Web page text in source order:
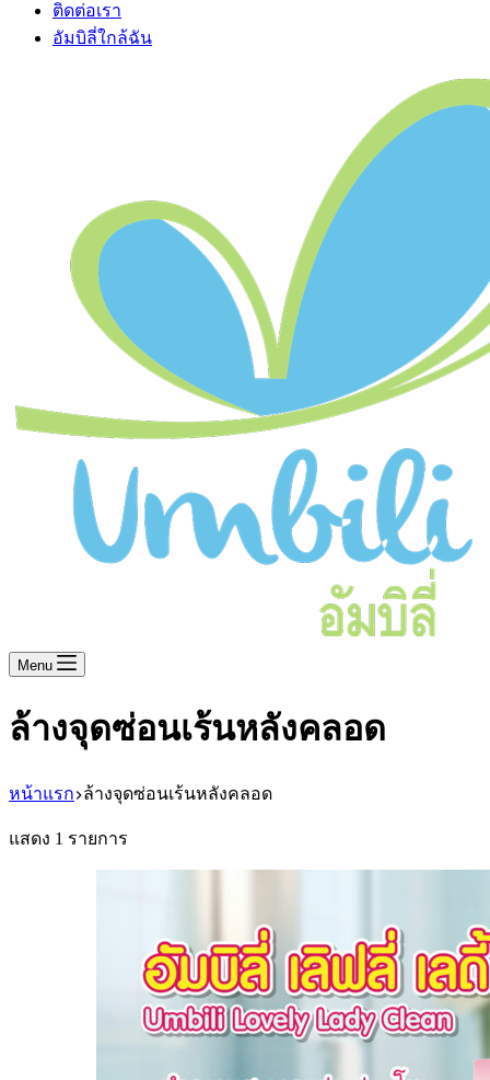
ติดต่อเรา
อัมบิลี่ใกล้ฉัน
Menu
ล้างจุดซ่อนเร้นหลังคลอด
หน้าแรก ล้างจุดซ่อนเร้นหลังคลอด
แสดง 1 รายการ